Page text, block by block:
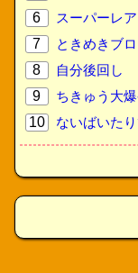
6
スーパーレア
7
ときめきブ
8
自分後回し
9
ちきゅう大
10
ないばいた